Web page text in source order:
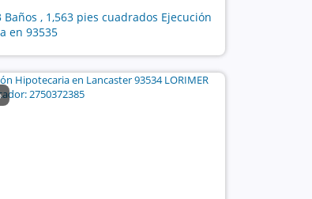
Baños , 1,563 pies cuadrados Ejecución
en 93535